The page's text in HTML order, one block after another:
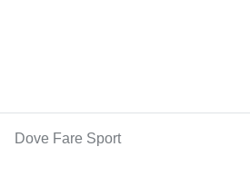
Dove Fare Sport